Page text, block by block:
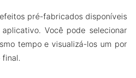
pré-fabricados disponíveis
Você pode selecionar
tempo e visualizá-los um por
final.